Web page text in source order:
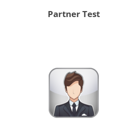
Partner Test